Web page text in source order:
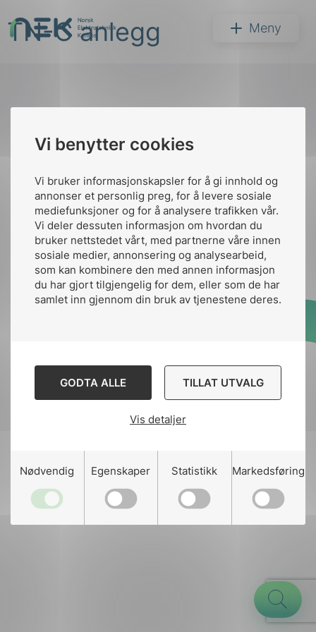
Vi benytter cookies
Vi bruker informasjonskapsler for å gi innhold og
annonser et personlig preg, for å levere sosiale
mediefunksjoner og for å analysere trafikken vår.
Vi deler dessuten informasjon om hvordan du
bruker nettstedet vårt, med partnerne våre innen
sosiale medier, annonsering og analysearbeid,
som kan kombinere den med annen informasjon
du har gjort tilgjengelig for dem, eller som de har
samlet inn gjennom din bruk av tjenestene deres.
GODTA ALLE TILLAT UTVALG
Vis detaljer
Nødvendig Egenskaper Statistikk Markedsføring
til
innhold
NEK Meny
Søk
TN-C anlegg
Kontakt oss
Ansatte
nek@nek.no
Kontakt
Bruk av Cookies